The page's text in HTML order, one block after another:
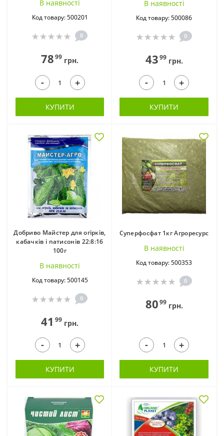
В наявностi
Код товару: 500201
0
7899 грн.
- +
КУПИТИ
В наявностi
Код товару: 500086
0
4399грн.
- +
КУПИТИ
Добриво Майстер для огірків,
кабачків і патисонів 22:8:16
100г
В наявностi
Код товару: 500145
0
41 99 грн.
- +
КУПИТИ
Суперфосфат 1кг Агроресурс
В наявностi
Код товару: 500353
0
8099грн.
- +
КУПИТИ